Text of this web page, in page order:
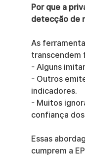
Por que a
detecção de
As
transcendem
- Alguns
- Outros
indicadores.
- Muitos
confiança
Essas
cumprem a